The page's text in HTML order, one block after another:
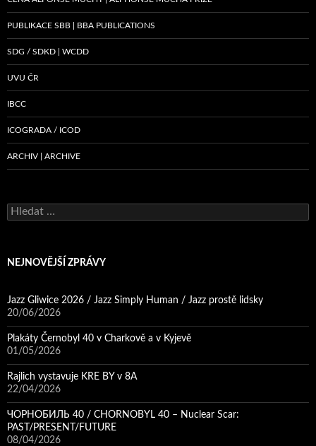
PUBLIKACE SBB | BBA PUBLICATIONS
SDG / SDKD | WCDD
UVU ČR
IBCC
ICOGRADA / ICOD
ARCHIV | ARCHIVE
Vyhledávání
NEJNOVĚJŠÍ ZPRÁVY
Jazz Gliwice 2026 / Jazz Simply Human / Jazz prostě lidsky
20/06/2026
Plakáty Černobyl 40 v Charkově a v Kyjevě
01/05/2026
Rajlich vystavuje KRE BY v 8A
22/04/2026
ЧОРНОБИЛЬ 40 / CHORNOBYL 40 – Nuclear Scar:
PAST/PRESENT/FUTURE
08/04/2026